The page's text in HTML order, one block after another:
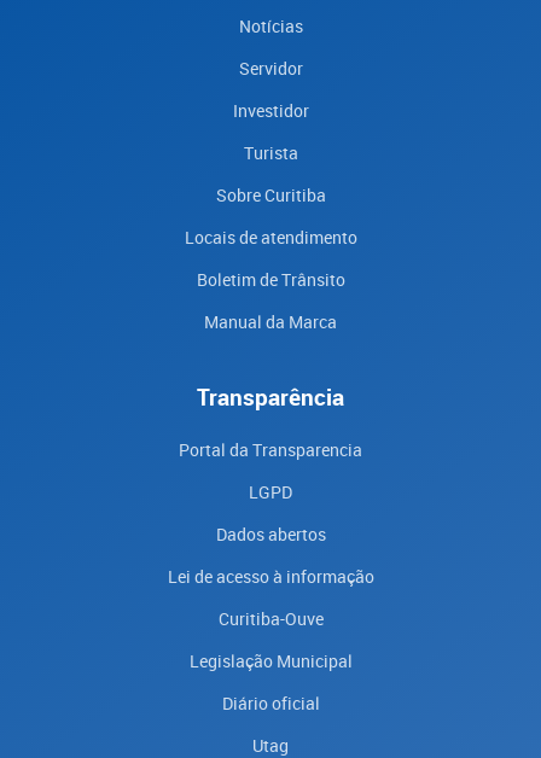
Notícias
Servidor
Investidor
Turista
Sobre Curitiba
Locais de atendimento
Boletim de Trânsito
Manual da Marca
Transparência
Portal da Transparencia
LGPD
Dados abertos
Lei de acesso à informação
Curitiba-Ouve
Legislação Municipal
Diário oficial
Utag